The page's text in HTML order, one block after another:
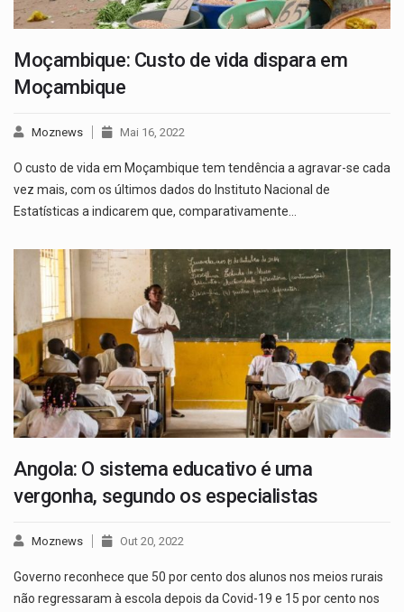
Moçambique: Custo de vida dispara em
Moçambique
Moznews Mai 16, 2022
O custo de vida em Moçambique tem tendência a agravar-se cada
vez mais, com os últimos dados do Instituto Nacional de
Estatísticas a indicarem que, comparativamente…
Angola: O sistema educativo é uma
vergonha, segundo os especialistas
Moznews Out 20, 2022
Governo reconhece que 50 por cento dos alunos nos meios rurais
não regressaram à escola depois da Covid-19 e 15 por cento nos